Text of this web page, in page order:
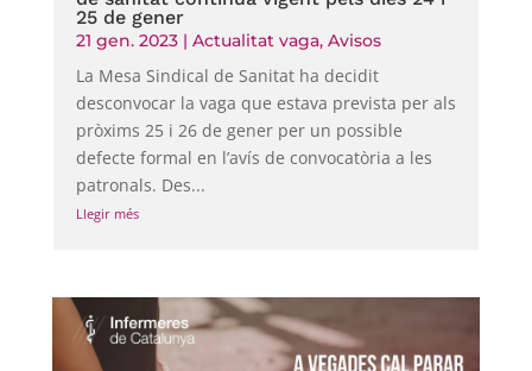
25 de gener
21 gen. 2023| Actualitat vaga, Avisos
La Mesa Sindical de Sanitat ha decidit
desconvocar la vaga que estava prevista per als
pròxims 25 i 26 de gener per un possible
defecte formal en l’avís de convocatòria a les
patronals. Des...
Llegir més